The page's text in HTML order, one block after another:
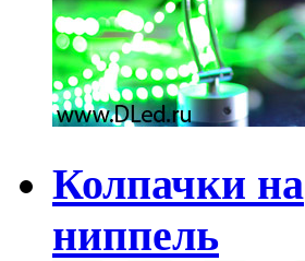
Колпачки на
ниппель